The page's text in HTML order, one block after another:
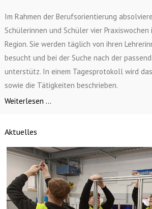
Im Rahmen der Berufsorientierung
Schülerinnen und Schüler vier
Region. Sie werden täglich von ihren
besucht und bei der Suche nach der
unterstütz. In einem Tagesprotokoll wird
sowie die Tätigkeiten beschrieben.
Weiterlesen ...
Aktuelles